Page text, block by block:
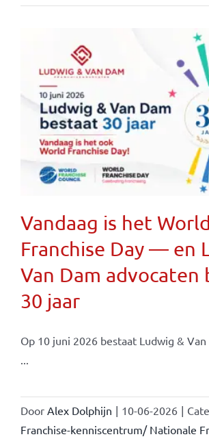
Vandaag is het World
Franchise Day — en
Van Dam advocaten
30 jaar
Op 10 juni 2026 bestaat Ludwig &
Door Alex Dolphijn | 10-06-2026 |
Franchise-kenniscentrum/ Nationale